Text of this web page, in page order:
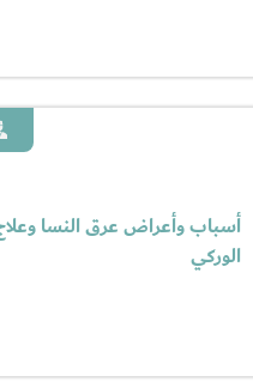
أسباب وأعراض عرق النسا
الوركي